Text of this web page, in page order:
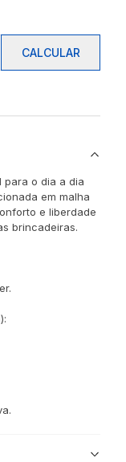
CALCULAR
para o dia a dia
em malha
e liberdade
brincadeiras.